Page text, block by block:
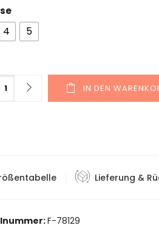
4 5
Menge
IN DEN
Lieferung &
F-78129